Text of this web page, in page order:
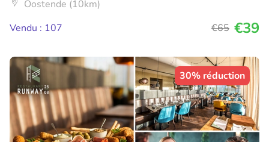
Oostende (10km)
Vendu : 107
€65 €39
30% réduction